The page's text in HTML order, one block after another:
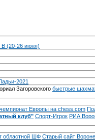
B (20-26 июня)
2021
Загоровского быстрые
Европы на chess.com
клуб" Спорт-Игрок РИА
областной ШФ Старый сайт